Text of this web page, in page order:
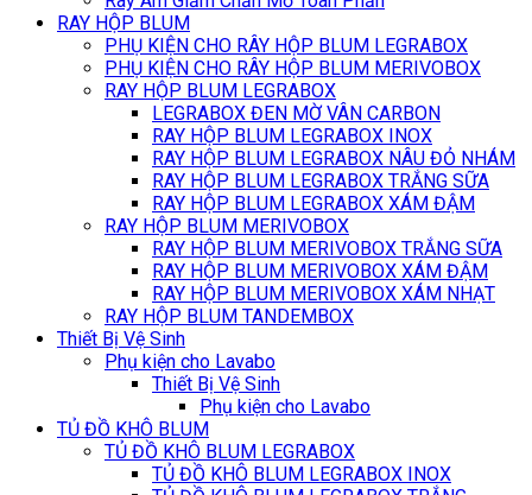
RAY HỘP BLUM
PHỤ KIỆN CHO RÂY HỘP BLUM LEGRABOX
PHỤ KIỆN CHO RÂY HỘP BLUM MERIVOBOX
RAY HỘP BLUM LEGRABOX
LEGRABOX ĐEN MỜ VÂN CARBON
RAY HỘP BLUM LEGRABOX INOX
RAY HỘP BLUM LEGRABOX NÂU ĐỎ NHÁM
RAY HỘP BLUM LEGRABOX TRẮNG SỮA
RAY HỘP BLUM LEGRABOX XÁM ĐẬM
RAY HỘP BLUM MERIVOBOX
RAY HỘP BLUM MERIVOBOX TRẮNG SỮA
RAY HỘP BLUM MERIVOBOX XÁM ĐẬM
RAY HỘP BLUM MERIVOBOX XÁM NHẠT
RAY HỘP BLUM TANDEMBOX
Thiết Bị Vệ Sinh
Phụ kiện cho Lavabo
Thiết Bị Vệ Sinh
Phụ kiện cho Lavabo
TỦ ĐỒ KHÔ BLUM
TỦ ĐỒ KHÔ BLUM LEGRABOX
TỦ ĐỒ KHÔ BLUM LEGRABOX INOX